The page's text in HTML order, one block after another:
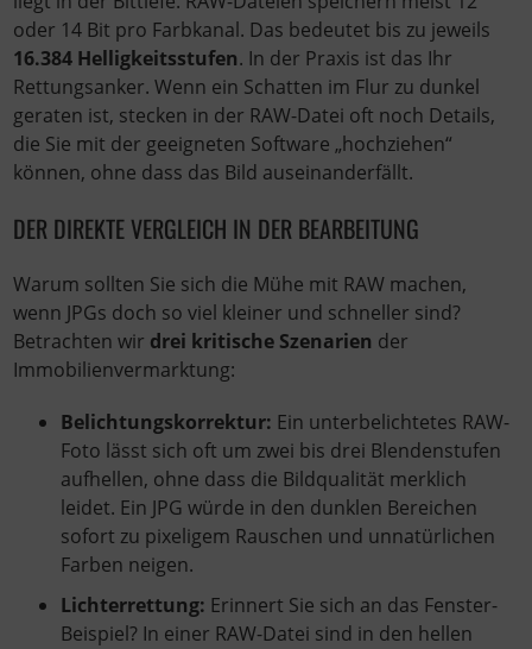
oder 14 Bit pro Farbkanal. Das bedeutet bis zu jeweils
16.384 Helligkeitsstufen. In der Praxis ist das Ihr
Rettungsanker. Wenn ein Schatten im Flur zu dunkel
geraten ist, stecken in der RAW-Datei oft noch Details,
die Sie mit der geeigneten Software „hochziehen“
können, ohne dass das Bild auseinanderfällt.
DER DIREKTE VERGLEICH IN DER BEARBEITUNG
Warum sollten Sie sich die Mühe mit RAW machen,
wenn JPGs doch so viel kleiner und schneller sind?
Betrachten wir drei kritische Szenarien der
Immobilienvermarktung:
Belichtungskorrektur: Ein unterbelichtetes RAW-
Foto lässt sich oft um zwei bis drei Blendenstufen
aufhellen, ohne dass die Bildqualität merklich
leidet. Ein JPG würde in den dunklen Bereichen
sofort zu pixeligem Rauschen und unnatürlichen
Farben neigen.
Lichterrettung: Erinnert Sie sich an das Fenster-
Beispiel? In einer RAW-Datei sind in den hellen